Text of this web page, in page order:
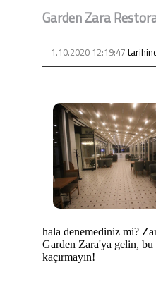
Garden Zara
1.10.2020 12:19:47
hala denemediniz mi?
Garden Zara'ya gelin, bu
kaçırmayın!